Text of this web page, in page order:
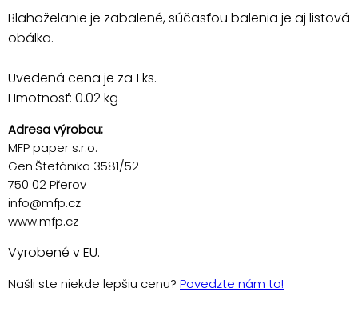
Blahoželanie je zabalené, súčasťou balenia je aj listová
obálka.
Uvedená cena je za 1 ks.
Hmotnosť: 0.02 kg
Adresa výrobcu:
MFP paper s.r.o.
Gen.Štefánika 3581/52
750 02 Přerov
info@mfp.cz
www.mfp.cz
Vyrobené v EU.
Našli ste niekde lepšiu cenu? Povedzte nám to!